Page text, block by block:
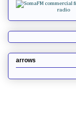
arrows